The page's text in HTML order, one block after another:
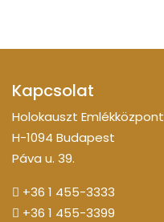
Kapcsolat
Holokauszt Emlékközpont
H-1094 Budapest
Páva u. 39.
+36 1 455-3333
+36 1 455-3399